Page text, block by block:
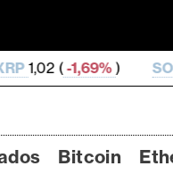
) SOL73,66 ( 0,71%)
Bitcoin